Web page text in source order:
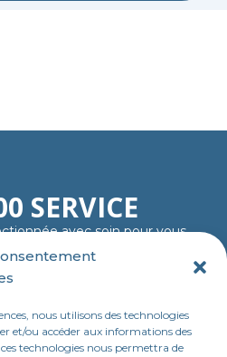
nous utilisons des technologies
et/ou accéder aux informations des
technologies nous permettra de
SERVICE
avec soin pour vous
et plaisir de rouler…
premier jour.